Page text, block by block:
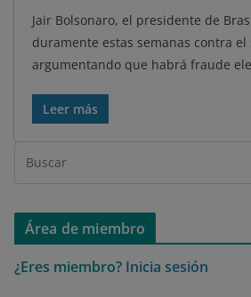
Jair Bolsonaro, el presidente de
duramente estas semanas contra
argumentando que habrá fraude
Leer más
Área de miembro
¿Eres miembro? Inicia sesión